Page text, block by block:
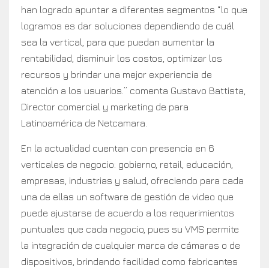
han logrado apuntar a diferentes segmentos “lo que
logramos es dar soluciones dependiendo de cuál
sea la vertical, para que puedan aumentar la
rentabilidad, disminuir los costos, optimizar los
recursos y brindar una mejor experiencia de
atención a los usuarios.” comenta Gustavo Battista,
Director comercial y marketing de para
Latinoamérica de Netcamara.
En la actualidad cuentan con presencia en 6
verticales de negocio: gobierno, retail, educación,
empresas, industrias y salud, ofreciendo para cada
una de ellas un software de gestión de video que
puede ajustarse de acuerdo a los requerimientos
puntuales que cada negocio, pues su VMS permite
la integración de cualquier marca de cámaras o de
dispositivos, brindando facilidad como fabricantes